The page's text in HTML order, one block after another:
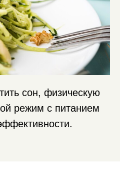
сон, физическую
режим с питанием